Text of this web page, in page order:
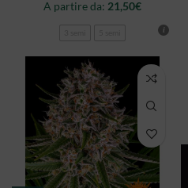
A partire da: 21,50€